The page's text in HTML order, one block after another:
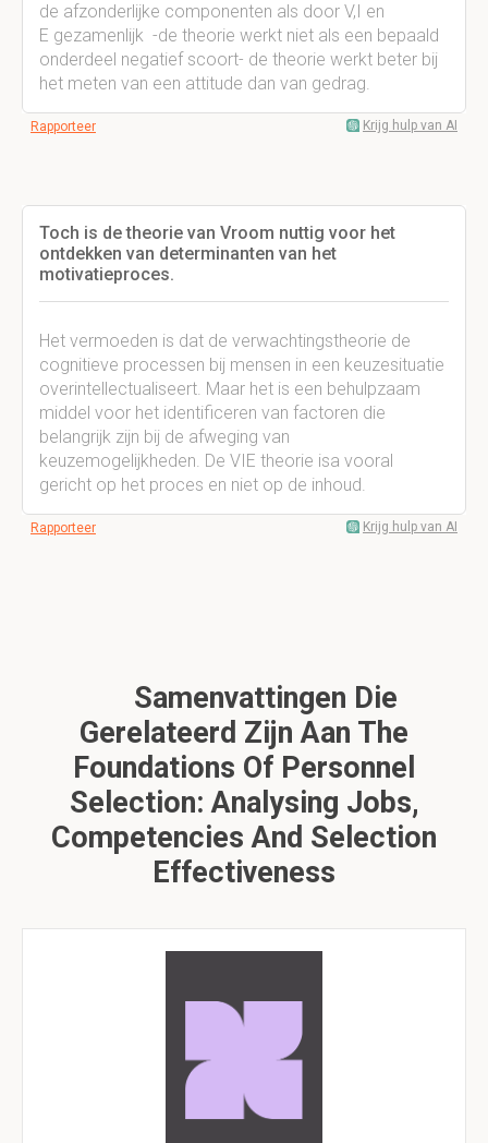
de afzonderlijke componenten als door V,I en
E gezamenlijk -de theorie werkt niet als een bepaald
onderdeel negatief scoort- de theorie werkt beter bij
het meten van een attitude dan van gedrag.
Rapporteer Krijg hulp van AI
Toch is de theorie van Vroom nuttig voor het
ontdekken van determinanten van het
motivatieproces.
Het vermoeden is dat de verwachtingstheorie de
cognitieve processen bij mensen in een keuzesituatie
overintellectualiseert. Maar het is een behulpzaam
middel voor het identificeren van factoren die
belangrijk zijn bij de afweging van
keuzemogelijkheden. De VIE theorie isa vooral
gericht op het proces en niet op de inhoud.
Rapporteer Krijg hulp van AI
Samenvattingen Die
Gerelateerd Zijn Aan The
Foundations Of Personnel
Selection: Analysing Jobs,
Competencies And Selection
Effectiveness